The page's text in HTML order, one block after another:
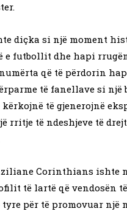
diçka si një moment
e futbollit dhe hapi
që të përdorin
të fanellave si një
të gjenerojnë
rritje të ndeshjeve të
Corinthians ishte
të lartë që vendosën
për të promovuar një